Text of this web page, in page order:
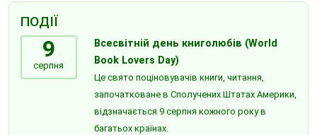
ПОДІЇ
9
серпня
Всесвітній день книголюбів (World
Book Lovers Day)
Це свято поціновувачів книги, читання,
започатковане в Сполучених Штатах Америки,
відзначається 9 серпня кожного року в
багатьох країнах.